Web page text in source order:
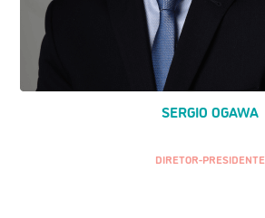
SERGIO OGAWA
DIRETOR-PRESIDENTE